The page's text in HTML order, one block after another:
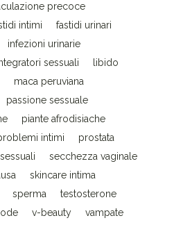
precoce
intimi
fastidi urinari
infezioni urinarie
sessuali
libido
maca peruviana
passione sessuale
piante afrodisiache
intimi
prostata
secchezza vaginale
skincare intima
sperma
testosterone
v-beauty
vampate